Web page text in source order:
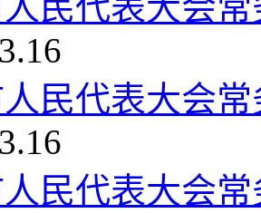
民代表大会
民代表大会